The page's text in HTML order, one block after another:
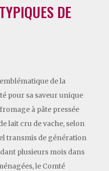
DE
de la
pour sa saveur unique
à pâte pressée
lait cru de vache, selon
transmis de génération
plusieurs mois dans
le Comté